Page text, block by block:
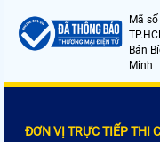
Mã
Bán
Minh
ĐƠN VỊ TRỰC TIẾP THI